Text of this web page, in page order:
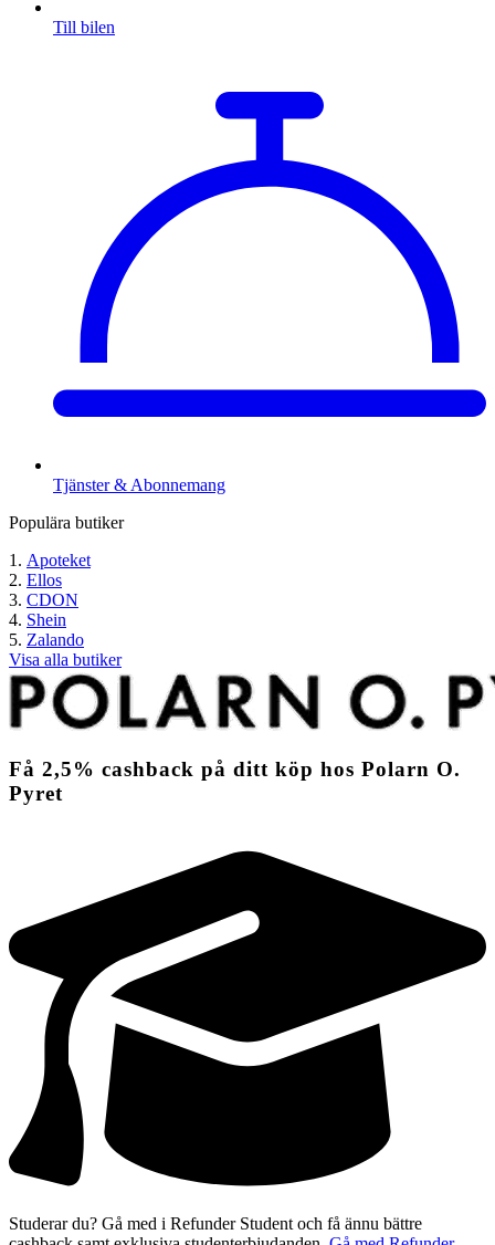
Till bilen
Tjänster & Abonnemang
Populära butiker
Apoteket
Ellos
CDON
Shein
Zalando
Visa alla butiker
Få 2,5% cashback på ditt köp hos Polarn O.
Pyret
Studerar du? Gå med i Refunder Student och få ännu bättre